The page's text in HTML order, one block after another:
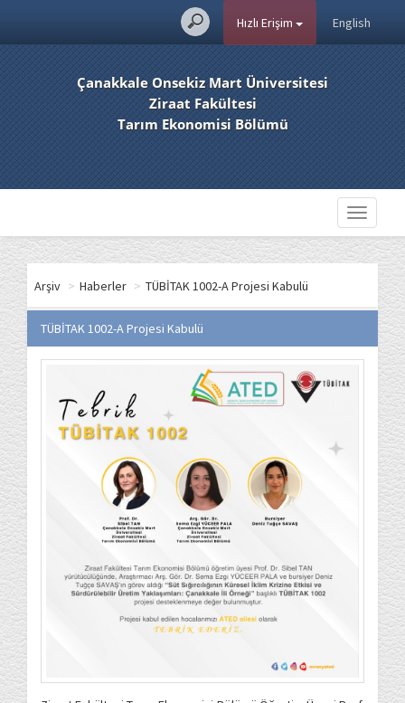
English
Hızlı Erişim
Çanakkale Onsekiz Mart Üniversitesi
Ziraat Fakültesi
Tarım Ekonomisi Bölümü
Toggle
Arşiv > Haberler > TÜBİTAK 1002-A Projesi Kabulü
TÜBİTAK 1002-A Projesi Kabulü